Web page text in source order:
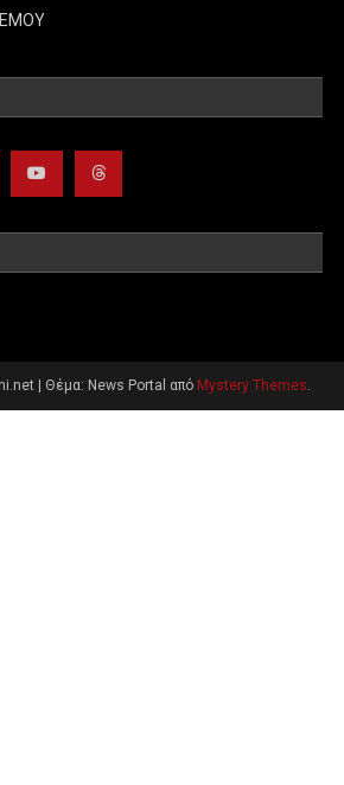
Θέμα: News Portal από Mystery Themes.